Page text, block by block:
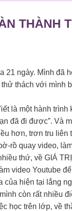
THÀNH
21 ngày. Mình đã
thách với mình
là một hành
đã đi được”. Và
hơn, trơn tru
rồ quay video,
thứ, về GIÁ
video Youtube
của hiện tại lắng
còn rất nhiều
học trên lớp, về